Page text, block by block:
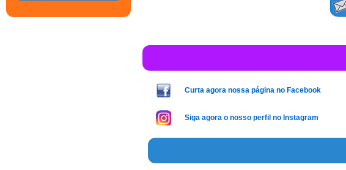
Curta agora nossa página no Facebook
Siga agora o nosso perfil no Instagram